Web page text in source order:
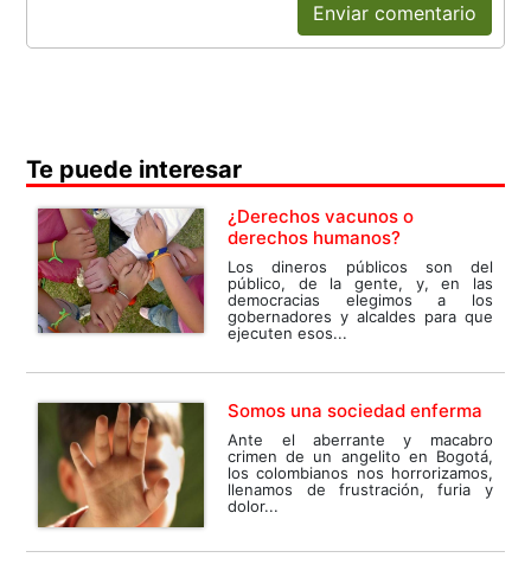
Enviar comentario
Te puede interesar
¿Derechos vacunos o
derechos humanos?
Los dineros públicos son del
público, de la gente, y, en las
democracias elegimos a los
gobernadores y alcaldes para que
ejecuten esos...
Somos una sociedad enferma
Ante el aberrante y macabro
crimen de un angelito en Bogotá,
los colombianos nos horrorizamos,
llenamos de frustración, furia y
dolor...